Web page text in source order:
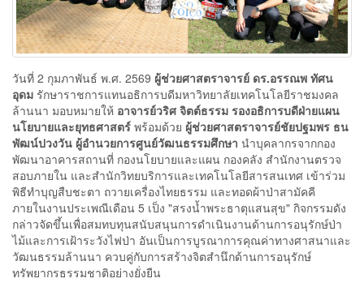
วันที่ 2 กุมภาพันธ์ พ.ศ. 2569 ผู้ช่วยศาสตราจารย์ ดร.อรรณพ ทัศน
อุดม รักษาราชการแทนอธิการบดีมหาวิทยาลัยเทคโนโลยีราชมงคล
ล้านนา มอบหมายให้ อาจารย์วริศ จิตต์ธรรม รองอธิการบดีฝ่ายแผน
นโยบายและยุทธศาสตร์ พร้อมด้วย ผู้ช่วยศาสตราจารย์ชัยปฐมพร ธน
พัฒน์ปวงวัน ผู้อำนวยการศูนย์วัฒนธรรมศึกษา นำบุคลากรจากกอง
พัฒนาอาคารสถานที่ กองนโยบายและแผน กองคลัง สำนักงานตรวจ
สอบภายใน และสำนักวิทยบริการและเทคโนโลยีสารสนเทศ เข้าร่วม
พิธีทำบุญสืบชะตา ถวายเครื่องไทยธรรม และทอดผ้าป่าสามัคคี
ภายในงานประเพณีเดือน 5 เป็ง "สรงน้ำพระธาตุแสนสุข" กิจกรรมดัง
กล่าวจัดขึ้นเพื่อสมทบทุนสนับสนุนการดำเนินงานด้านการอนุรักษ์ป่า
ไม้และการเฝ้าระวังไฟป่า อันเป็นการบูรณาการคุณค่าทางศาสนาและ
วัฒนธรรมล้านนา ควบคู่กับการสร้างจิตสำนึกด้านการอนุรักษ์
ทรัพยากรธรรมชาติอย่างยั่งยืน